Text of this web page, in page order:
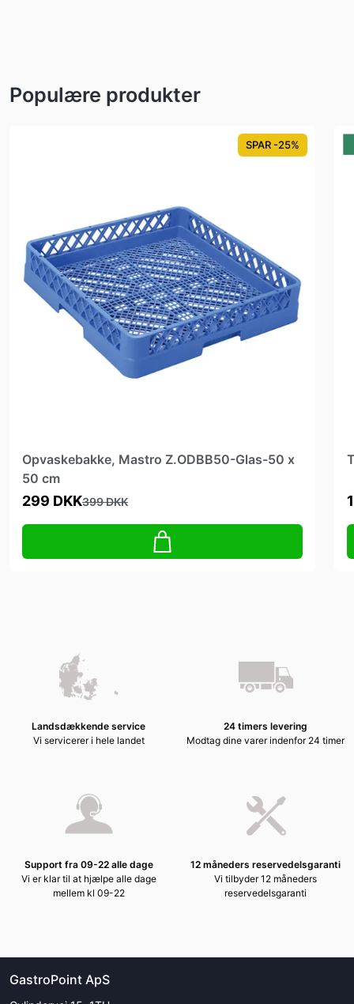
Populære produkter
SPAR -25%
Opvaskebakke, Mastro Z.ODBB50-Glas-50 x
50 cm
299 DKK399 DKK
Landsdækkende service
Vi servicerer i hele landet
24 timers levering
Modtag dine varer indenfor 24 timer
Support fra 09-22 alle dage
Vi er klar til at hjælpe alle dage
mellem kl 09-22
12 måneders reservedelsgaranti
Vi tilbyder 12 måneders
reservedelsgaranti
GastroPoint ApS